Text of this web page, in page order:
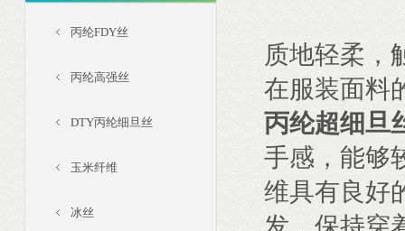
丙纶FDY丝
丙纶高强丝
DTY丙纶细旦丝
玉米纤维
冰丝
质地轻柔，
在服装面料
丙纶超细旦
手感，能够
维具有良好